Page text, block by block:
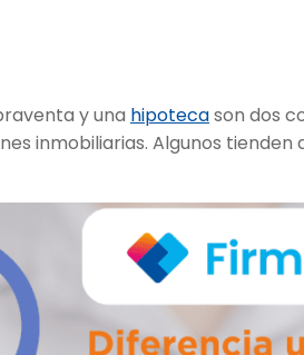
y una hipotecason dos
inmobiliarias. Algunos tienden